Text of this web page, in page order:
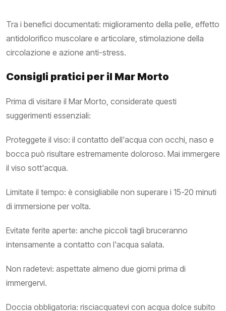
Tra i benefici documentati: miglioramento della pelle, effetto
antidolorifico muscolare e articolare, stimolazione della
circolazione e azione anti-stress.
Consigli pratici per il Mar Morto
Prima di visitare il Mar Morto, considerate questi
suggerimenti essenziali:
Proteggete il viso: il contatto dell'acqua con occhi, naso e
bocca può risultare estremamente doloroso. Mai immergere
il viso sott'acqua.
Limitate il tempo: è consigliabile non superare i 15-20 minuti
di immersione per volta.
Evitate ferite aperte: anche piccoli tagli bruceranno
intensamente a contatto con l'acqua salata.
Non radetevi: aspettate almeno due giorni prima di
immergervi.
Doccia obbligatoria: risciacquatevi con acqua dolce subito